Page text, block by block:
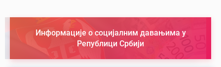
Информације о социјалним давањима у
Републици Србији